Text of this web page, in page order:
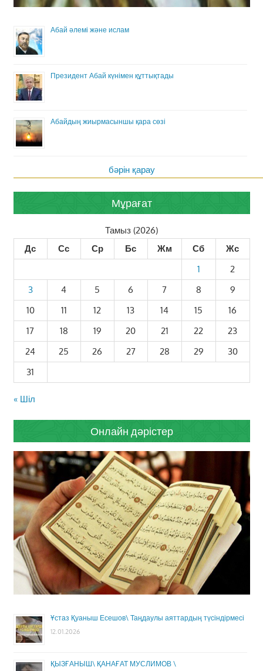
Абай әлемі және ислам
Президент Абай күнімен құттықтады
Абайдың жиырмасыншы қара сөзі
бәрін қарау
Мұрағат
Тамыз (2026)
Дс
Сс Ср Бс Жм Сб
Жс
1
2
3
4 5 6 7 8
9
10
11 12 13 14 15
16
17
18 19 20 21 22
23
24
25 26 27 28 29
30
31
« Шіл
Онлайн дәрістер
Ұстаз Қуаныш Есешов\ Таңдаулы аяттардың түсіндірмесі
12.01.2026
ҚЫЗҒАНЫШ\ ҚАНАҒАТ МУСЛИМОВ \